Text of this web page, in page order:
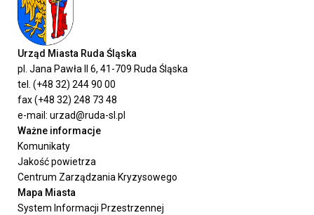
Urząd Miasta Ruda Śląska
pl. Jana Pawła II 6, 41-709 Ruda Śląska
tel. (+48 32) 244 90 00
fax (+48 32) 248 73 48
e-mail: urzad@ruda-sl.pl
Ważne informacje
Komunikaty
Jakość powietrza
Centrum Zarządzania Kryzysowego
Mapa Miasta
System Informacji Przestrzennej